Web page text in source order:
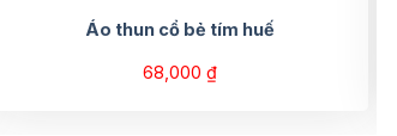
Áo thun cổ bẻ tím huế
68,000₫